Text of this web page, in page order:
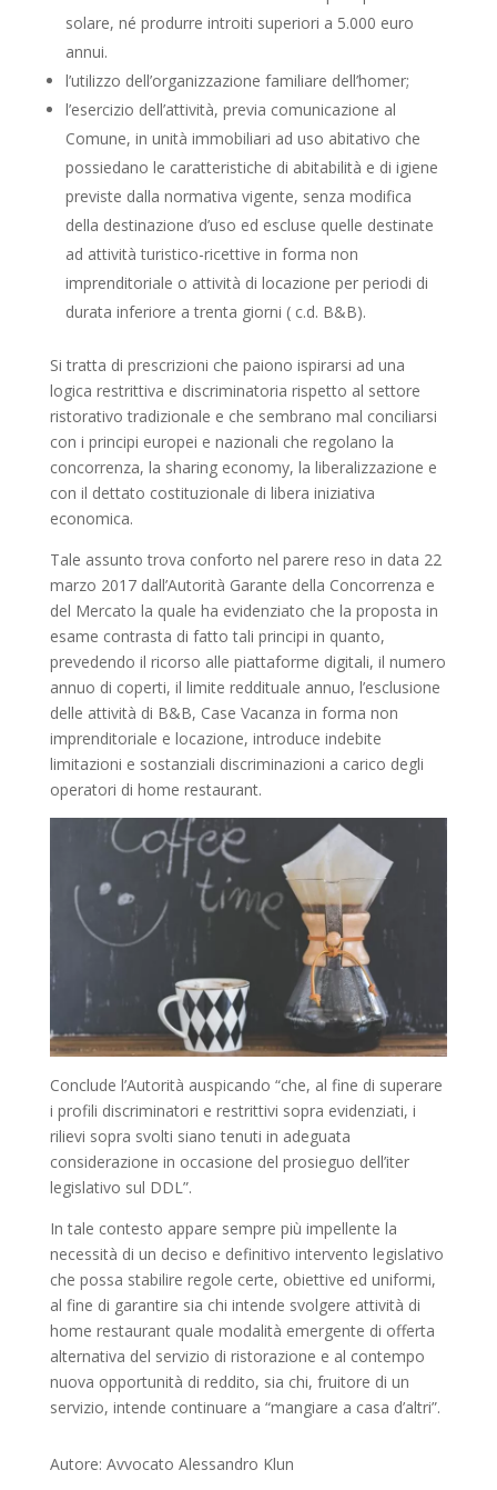
solare, né produrre introiti superiori a 5.000 euro
annui.
l’utilizzo dell’organizzazione familiare dell’homer;
l’esercizio dell’attività, previa comunicazione al
Comune, in unità immobiliari ad uso abitativo che
possiedano le caratteristiche di abitabilità e di igiene
previste dalla normativa vigente, senza modifica
della destinazione d’uso ed escluse quelle destinate
ad attività turistico-ricettive in forma non
imprenditoriale o attività di locazione per periodi di
durata inferiore a trenta giorni ( c.d. B&B).
Si tratta di prescrizioni che paiono ispirarsi ad una
logica restrittiva e discriminatoria rispetto al settore
ristorativo tradizionale e che sembrano mal conciliarsi
con i principi europei e nazionali che regolano la
concorrenza, la sharing economy, la liberalizzazione e
con il dettato costituzionale di libera iniziativa
economica.
Tale assunto trova conforto nel parere reso in data 22
marzo 2017 dall’Autorità Garante della Concorrenza e
del Mercato la quale ha evidenziato che la proposta in
esame contrasta di fatto tali principi in quanto,
prevedendo il ricorso alle piattaforme digitali, il numero
annuo di coperti, il limite reddituale annuo, l’esclusione
delle attività di B&B, Case Vacanza in forma non
imprenditoriale e locazione, introduce indebite
limitazioni e sostanziali discriminazioni a carico degli
operatori di home restaurant.
Conclude l’Autorità auspicando “che, al fine di superare
i profili discriminatori e restrittivi sopra evidenziati, i
rilievi sopra svolti siano tenuti in adeguata
considerazione in occasione del prosieguo dell’iter
legislativo sul DDL”.
In tale contesto appare sempre più impellente la
necessità di un deciso e definitivo intervento legislativo
che possa stabilire regole certe, obiettive ed uniformi,
al fine di garantire sia chi intende svolgere attività di
home restaurant quale modalità emergente di offerta
alternativa del servizio di ristorazione e al contempo
nuova opportunità di reddito, sia chi, fruitore di un
servizio, intende continuare a “mangiare a casa d’altri”.
Autore: Avvocato Alessandro Klun